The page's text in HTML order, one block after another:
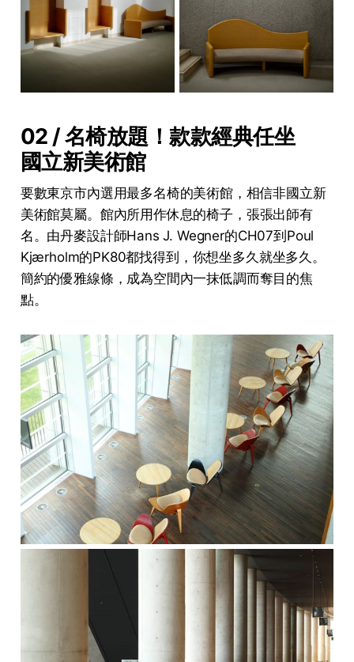
02 / 名椅放題！款款經典任坐
國立新美術館
要數東京市內選用最多名椅的美術館，相信非國立新
美術館莫屬。館內所用作休息的椅子，張張出師有
名。由丹麥設計師Hans J. Wegner的CH07到Poul
Kjærholm的PK80都找得到，你想坐多久就坐多久。
簡約的優雅線條，成為空間內一抹低調而奪目的焦
點。